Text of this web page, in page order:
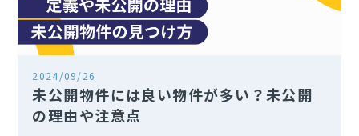
2024/09/26
未公開物件には良い物件が多い？未公開
の理由や注意点